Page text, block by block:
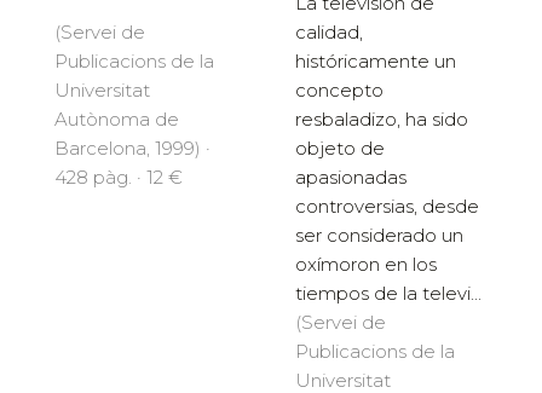
(Servei de
Publicacions de la
Universitat
Autònoma de
Barcelona, 1999) ·
428 pàg. · 12 €
calidad,
históricamente un
concepto
resbaladizo, ha sido
objeto de
apasionadas
controversias, desde
ser considerado un
oxímoron en los
tiempos de la televi...
(Servei de
Publicacions de la
Universitat